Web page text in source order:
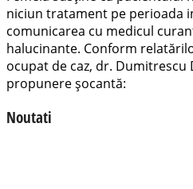
niciun tratament pe perioada
comunicarea cu medicul
halucinante. Conform
ocupat de caz, dr. Dumitrescu
propunere șocantă:
Noutati